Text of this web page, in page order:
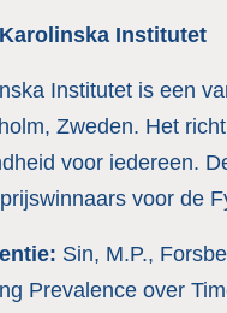
Karolinska Institutet
Institutet is een
Zweden. Het
voor iedereen.
voor de
Sin, M.P.,
Prevalence over